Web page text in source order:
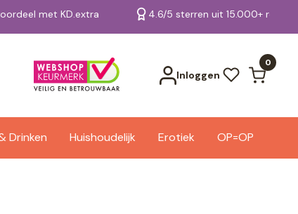
met KD.extra 4.6/5 sterren uit 15.000+
Inloggen
0
Drinken Huishoudelijk Erotiek OP=OP
Bekijk alle resultaten